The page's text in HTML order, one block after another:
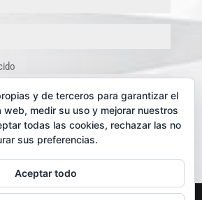
y de terceros para garantizar el
web, medir su uso y mejorar nuestros
todas las cookies, rechazar las no
sus preferencias.
Aceptar todo